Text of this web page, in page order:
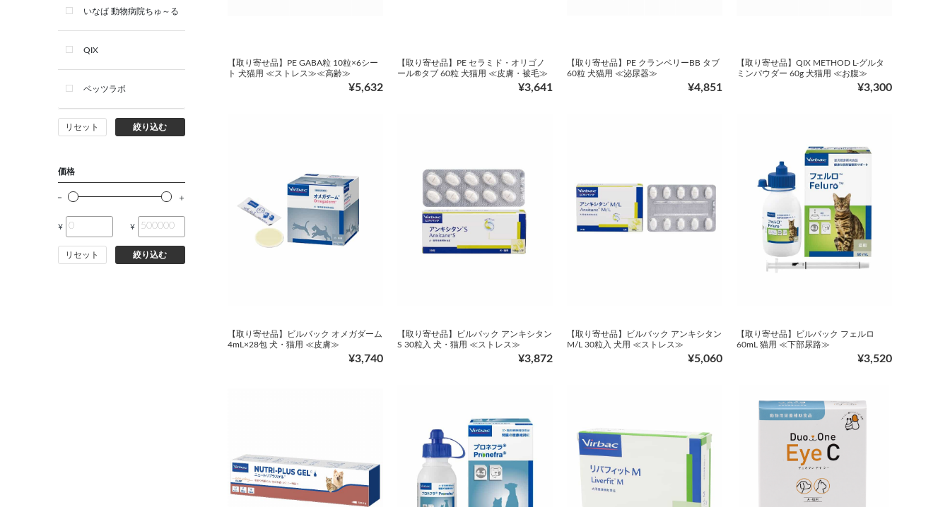
いなば 動物病院ちゅ～る
QIX
ベッツラボ
リセット 絞り込む
価格
¥ ¥
リセット 絞り込む
【取り寄せ品】PE GABA粒 10粒×6シー
ト 犬猫用 ≪ストレス≫≪高齢≫
¥5,632
【取り寄せ品】PE セラミド・オリゴノ
ール®タブ 60粒 犬猫用 ≪皮膚・被毛≫
¥3,641
【取り寄せ品】PE クランベリーBB タブ
60粒 犬猫用 ≪泌尿器≫
¥4,851
【取り寄せ品】QIX METHOD L-グルタ
ミンパウダー 60g 犬猫用 ≪お腹≫
¥3,300
【取り寄せ品】ビルバック オメガダーム
4mL×28包 犬・猫用 ≪皮膚≫
¥3,740
【取り寄せ品】ビルバック アンキシタン
S 30粒入 犬・猫用 ≪ストレス≫
¥3,872
【取り寄せ品】ビルバック アンキシタン
M/L 30粒入 犬用 ≪ストレス≫
¥5,060
【取り寄せ品】ビルバック フェルロ
60mL 猫用 ≪下部尿路≫
¥3,520